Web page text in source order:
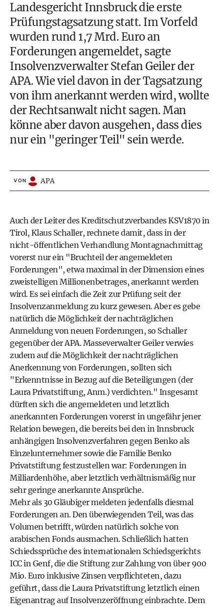
Landesgericht Innsbruck die erste
Prüfungstagsatzung statt. Im Vorfeld
wurden rund 1,7 Mrd. Euro an
Forderungen angemeldet, sagte
Insolvenzverwalter Stefan Geiler der
APA. Wie viel davon in der Tagsatzung
von ihm anerkannt werden wird, wollte
der Rechtsanwalt nicht sagen. Man
könne aber davon ausgehen, dass dies
nur ein "geringer Teil" sein werde.
VON APA
Auch der Leiter des Kreditschutzverbandes KSV1870 in
Tirol, Klaus Schaller, rechnete damit, dass in der
nicht-öffentlichen Verhandlung Montagnachmittag
vorerst nur ein "Bruchteil der angemeldeten
Forderungen", etwa maximal in der Dimension eines
zweistelligen Millionenbetrages, anerkannt werden
wird. Es sei einfach die Zeit zur Prüfung seit der
Insolvenzanmeldung zu kurz gewesen. Aber es gebe
natürlich die Möglichkeit der nachträglichen
Anmeldung von neuen Forderungen, so Schaller
gegenüber der APA. Masseverwalter Geiler verwies
zudem auf die Möglichkeit der nachträglichen
Anerkennung von Forderungen, sollten sich
"Erkenntnisse in Bezug auf die Beteiligungen (der
Laura Privatstiftung, Anm.) verdichten." Insgesamt
dürften sich die angemeldeten und letztlich
anerkannten Forderungen vorerst in ungefähr jener
Relation bewegen, die bereits bei den in Innsbruck
anhängigen Insolvenzverfahren gegen Benko als
Einzelunternehmer sowie die Familie Benko
Privatstiftung festzustellen war: Forderungen in
Milliardenhöhe, aber letztlich verhältnismäßig nur
sehr geringe anerkannte Ansprüche.
Mehr als 30 Gläubiger meldeten jedenfalls diesmal
Forderungen an. Den überwiegenden Teil, was das
Volumen betrifft, würden natürlich solche von
arabischen Fonds ausmachen. Schließlich hatten
Schiedssprüche des internationalen Schiedsgerichts
ICC in Genf, die die Stiftung zur Zahlung von über 900
Mio. Euro inklusive Zinsen verpflichteten, dazu
geführt, dass die Laura Privatstiftung letztlich einen
Eigenantrag auf Insolvenzeröffnung einbrachte. Dem